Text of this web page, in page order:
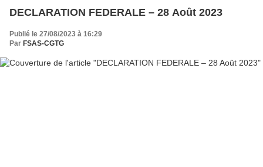
DECLARATION FEDERALE – 28 Août 2023
Publié le 27/08/2023 à 16:29
Par FSAS-CGTG